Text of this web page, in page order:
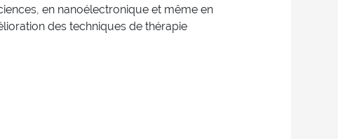
en nanoélectronique et même en
des techniques de thérapie